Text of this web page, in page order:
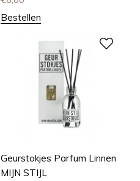
Bestellen
Geurstokjes Parfum Linnen
MIJN STIJL